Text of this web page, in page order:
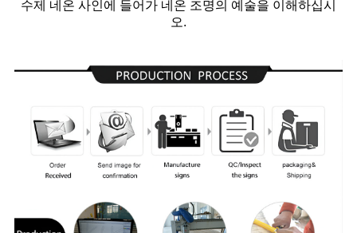
수제 네온 사인에 들어가 네온 조명의 예술을 이해하십시
오.